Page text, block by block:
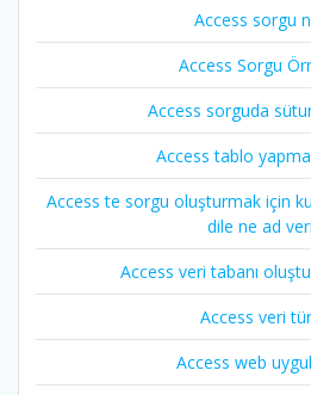
Access sorgu
Access Sorgu
Access sorguda
Access tablo
Access te sorgu oluşturmak için
dile ne ad
Access veri tabanı
Access veri
Access web